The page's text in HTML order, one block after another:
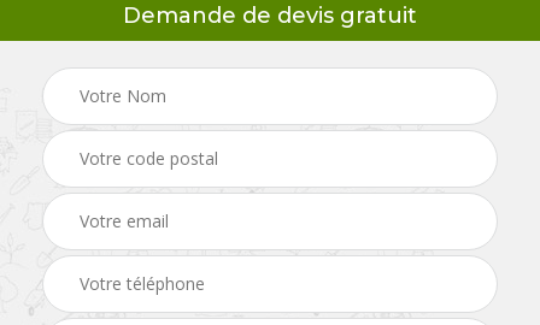
Demande de devis gratuit